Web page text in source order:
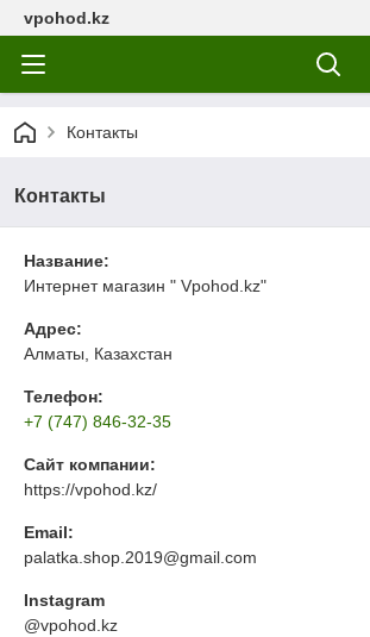
vpohod.kz
Контакты
Контакты
Название:
Интернет магазин " Vpohod.kz"
Адрес:
Алматы, Казахстан
Телефон:
+7 (747) 846-32-35
Сайт компании:
https://vpohod.kz/
Email:
palatka.shop.2019@gmail.com
Instagram
@vpohod.kz